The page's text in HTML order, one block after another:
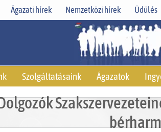
Ágazati hírek Nemzetközi hírek Üdülés
Szolgáltatásaink Ágazatok